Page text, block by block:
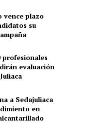
vence plazo
su
profesionales
evaluación
a Sedajuliaca
en